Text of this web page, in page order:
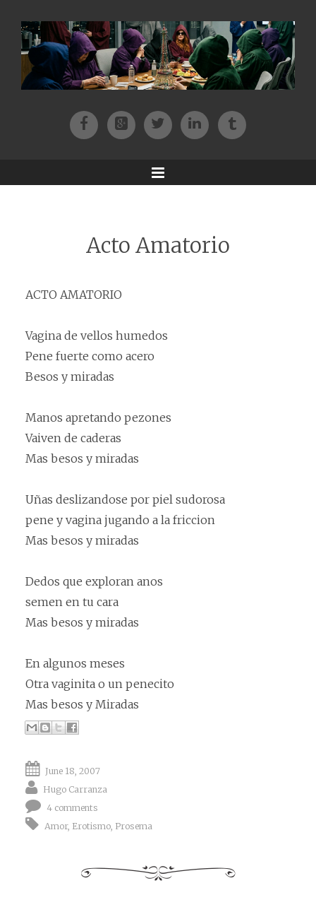
FacebookPatreonTwitterInstagram
Tik-tok
Menu
Acto Amatorio
ACTO AMATORIO
Vagina de vellos humedos
Pene fuerte como acero
Besos y miradas
Manos apretando pezones
Vaiven de caderas
Mas besos y miradas
Uñas deslizandose por piel sudorosa
pene y vagina jugando a la friccion
Mas besos y miradas
Dedos que exploran anos
semen en tu cara
Mas besos y miradas
En algunos meses
Otra vaginita o un penecito
Mas besos y Miradas
June 18, 2007
Hugo Carranza
4 comments
Amor, Erotismo, Prosema